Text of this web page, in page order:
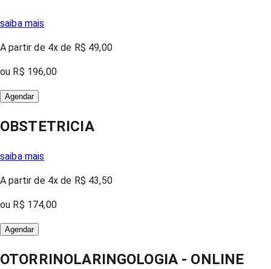
saiba mais
A partir de 4x de R$ 49,00
ou R$ 196,00
Agendar
OBSTETRICIA
saiba mais
A partir de 4x de R$ 43,50
ou R$ 174,00
Agendar
OTORRINOLARINGOLOGIA - ONLINE